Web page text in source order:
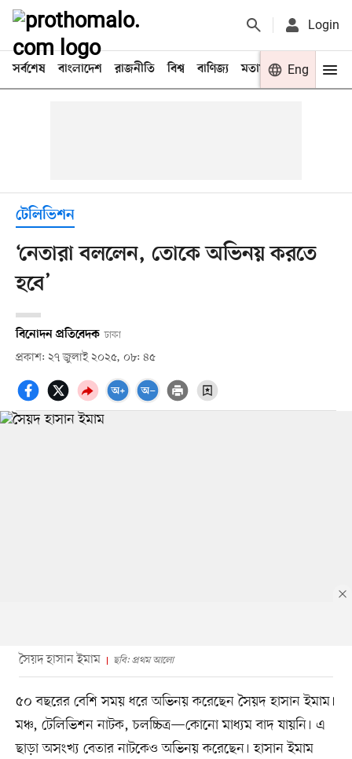
Login
সর্বশেষ বাংলাদেশ রাজনীতি বিশ্ব বাণিজ্য মতামত খেলা
Eng
টেলিভিশন
‘নেতারা বললেন, তোকে অভিনয় করতে
হবে’
বিনোদন প্রতিবেদক ঢাকা
প্রকাশ: ২৭ জুলাই ২০২৫, ০৮: ৪৫
সৈয়দ হাসান ইমাম ছবি: প্রথম আলো
৫০ বছরের বেশি সময় ধরে অভিনয় করেছেন সৈয়দ হাসান ইমাম।
মঞ্চ, টেলিভিশন নাটক, চলচ্চিত্র—কোনো মাধ্যম বাদ যায়নি। এ
ছাড়া অসংখ্য বেতার নাটকেও অভিনয় করেছেন। হাসান ইমাম